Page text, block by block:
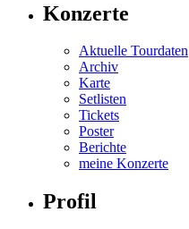
Konzerte
Aktuelle Tourdaten
Archiv
Karte
Setlisten
Tickets
Poster
Berichte
meine Konzerte
Profil